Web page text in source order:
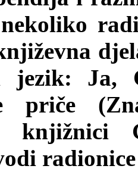
jezik: Ja,
priče
knjižnici